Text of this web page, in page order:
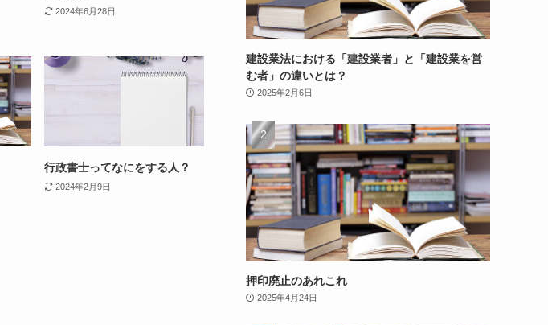
2024年6月28日
行政書士ってなにをする人？
2024年2月9日
建設業法における「建設業者」と「建設業を営
む者」の違いとは？
2025年2月6日
押印廃止のあれこれ
2025年4月24日